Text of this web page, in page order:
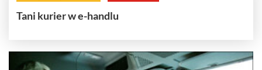
Tani kurier w e-handlu